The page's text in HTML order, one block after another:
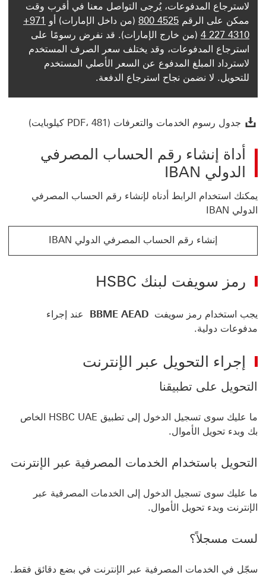
لاسترجاع المدفوعات، يُرجى التواصل معنا في أقرب وقت
ممكن على الرقم 800 4525 (من داخل الإمارات) أو +971
4 227 4310 (من خارج الإمارات). قد نفرض رسومًا على
استرجاع المدفوعات، وقد يختلف سعر الصرف المستخدم
لاسترداد المبلغ المدفوع عن السعر الأصلي المستخدم
للتحويل. لا نضمن نجاح استرجاع الدفعة.
جدول رسوم الخدمات والتعرفات (PDF، 481 كيلوبايت)
أداة إنشاء رقم الحساب المصرفي
الدولي IBAN
يمكنك استخدام الرابط أدناه لإنشاء رقم الحساب المصرفي
الدولي IBAN
إنشاء رقم الحساب المصرفي الدولي IBAN
رمز سويفت لبنك HSBC
يجب استخدام ‏‫رمز سويفت‬ BBME AEAD عند إجراء
مدفوعات دولية.
إجراء التحويل عبر الإنترنت
التحويل على تطبيقنا
ما عليك سوى تسجيل الدخول إلى ‏‫تطبيق HSBC UAE‬ الخاص
بك وبدء تحويل الأموال.
التحويل باستخدام الخدمات المصرفية عبر الإنترنت
ما عليك سوى تسجيل الدخول إلى الخدمات المصرفية عبر
الإنترنت وبدء تحويل الأموال.
لست مسجلاً؟
سجّل في الخدمات المصرفية عبر الإنترنت في بضع دقائق فقط.